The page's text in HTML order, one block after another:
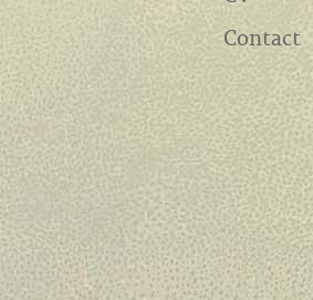
Contact